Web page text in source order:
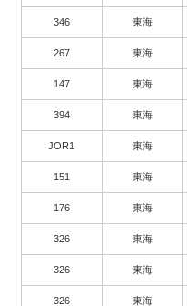
346 東海
267 東海
147 東海
394 東海
JOR1 東海
151 東海
176 東海
326 東海
326 東海
326 東海